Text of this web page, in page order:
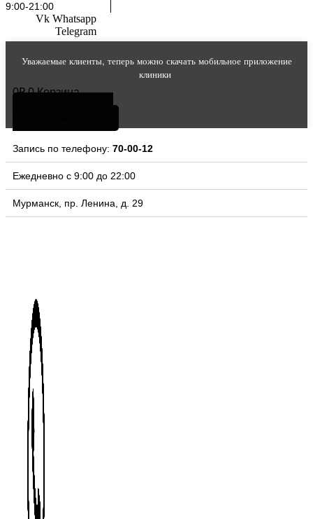
9:00-21:00
Vk Whatsapp
Telegram
Уважаемые клиенты, теперь можно скачать мобильное приложение
клиники
0₽ 0 Корзина
Запись по телефону: 70-00-12
Ежедневно с 9:00 до 22:00
Мурманск, пр. Ленина, д. 29